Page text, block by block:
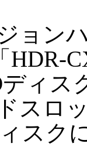
ョン
HDR-
ディス
スロ
スク